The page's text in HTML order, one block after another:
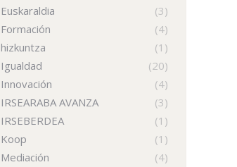
Euskaraldia
(3)
Formación
(4)
hizkuntza
(1)
Igualdad
(20)
Innovación
(4)
IRSEARABA AVANZA
(3)
IRSEBERDEA
(1)
Koop
(1)
Mediación
(4)